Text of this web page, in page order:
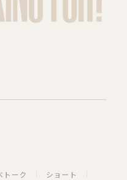
トーク
ショート